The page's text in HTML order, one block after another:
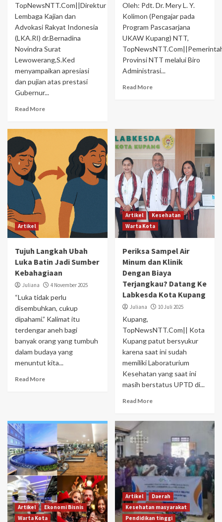
TopNewsNTT.Com||Direktur
Lembaga Kajian dan
Advokasi Rakyat Indonesia
(LKA.RI) dr.Bernadina
Novindra Surat
Lewowerang,S.Ked
menyampaikan apresiasi
dan pujian atas prestasi
Gubernur...
Read More
Oleh: Pdt. Dr. Mery L. Y.
Kolimon (Pengajar pada
Program Pascasarjana
UKAW Kupang) NTT,
Provinsi NTT melalui Biro
Administrasi...
Read More
Artikel
Tujuh Langkah Ubah
Luka Batin Jadi Sumber
Kebahagiaan
Juliana 4 November 2025
“Luka tidak perlu
disembuhkan, cukup
dipahami.” Kalimat itu
terdengar aneh bagi
banyak orang yang tumbuh
dalam budaya yang
menuntut kita...
Read More
Artikel
Kesehatan
Warta Kota
Periksa Sampel Air
Minum dan Klinik
Dengan Biaya
Terjangkau? Datang Ke
Labkesda Kota Kupang
Juliana 10 Juli 2025
Kupang,
TopNewsNTT.Com|| Kota
Kupang patut bersyukur
karena saat ini sudah
memiliki Laboraturium
Kesehatan yang saat ini
masih berstatus UPTD di...
Read More
Artikel
Ekonomi Bisnis
Warta Kota
Artikel
Daerah
Kesehatan masyarakat
Pendidikan tinggi